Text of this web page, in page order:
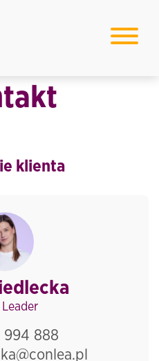
klienta
Leader
994 888